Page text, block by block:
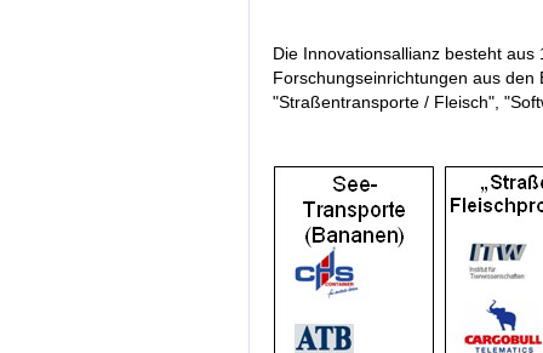
Die Innovationsallianz besteht
Forschungseinrichtungen aus
"Straßentransporte / Fleisch",